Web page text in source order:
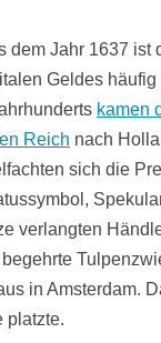
dem Jahr 1637 ist
Geldes häufig
kamen
Reich nach
sich die
verlangten
in Amsterdam.
platzte.